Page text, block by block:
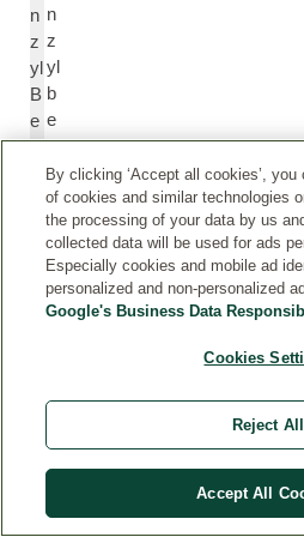
n
z
yl
B
e
n
n
z
yl
b
e
n
z
o
át
o
B
C
y
o
By clicking ‘Accept all cookies’,
of cookies and similar technologies
the processing of your data by us
collected data will be used for ads
Especially cookies and mobile ad
personalized and non-personalized
Google's Business Data
Cookies
Reject All
Accept All